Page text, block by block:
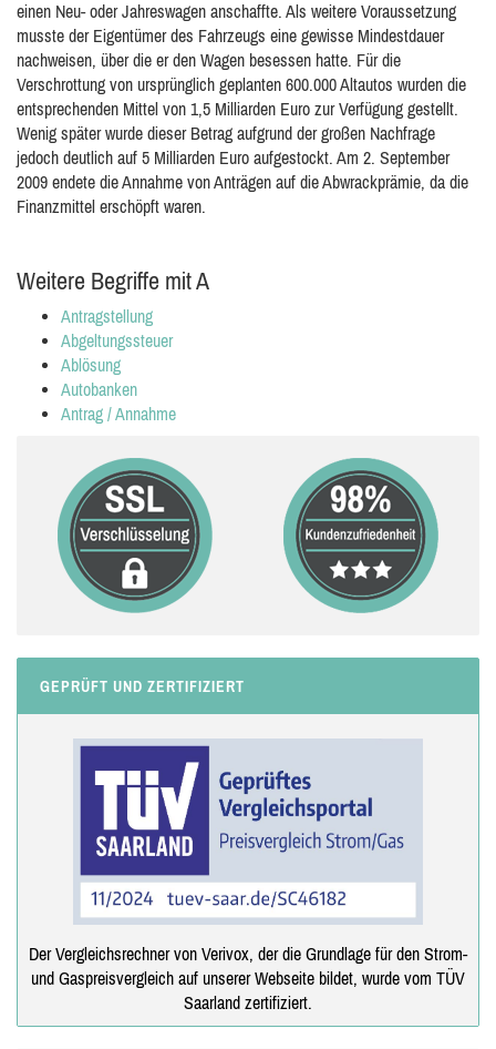
einen Neu- oder Jahreswagen anschaffte. Als weitere Voraussetzung
musste der Eigentümer des Fahrzeugs eine gewisse Mindestdauer
nachweisen, über die er den Wagen besessen hatte. Für die
Verschrottung von ursprünglich geplanten 600.000 Altautos wurden die
entsprechenden Mittel von 1,5 Milliarden Euro zur Verfügung gestellt.
Wenig später wurde dieser Betrag aufgrund der großen Nachfrage
jedoch deutlich auf 5 Milliarden Euro aufgestockt. Am 2. September
2009 endete die Annahme von Anträgen auf die Abwrackprämie, da die
Finanzmittel erschöpft waren.
Weitere Begriffe mit A
Antragstellung
Abgeltungssteuer
Ablösung
Autobanken
Antrag / Annahme
GEPRÜFT UND ZERTIFIZIERT
Der Vergleichsrechner von Verivox, der die Grundlage für den Strom-
und Gaspreisvergleich auf unserer Webseite bildet, wurde vom TÜV
Saarland zertifiziert.